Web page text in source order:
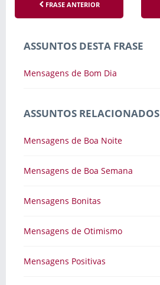
FRASE ANTERIOR
ASSUNTOS DESTA FRASE
Mensagens de Bom Dia
ASSUNTOS RELACIONADOS
Mensagens de Boa Noite
Mensagens de Boa Semana
Mensagens Bonitas
Mensagens de Otimismo
Mensagens Positivas